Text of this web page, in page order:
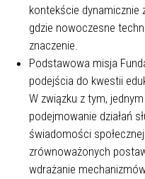
kontekście dynamicznie
gdzie nowoczesne
znaczenie.
Podstawowa misja
podejścia do kwestii
W związku z tym,
podejmowanie działań
świadomości
zrównoważonych
wdrażanie